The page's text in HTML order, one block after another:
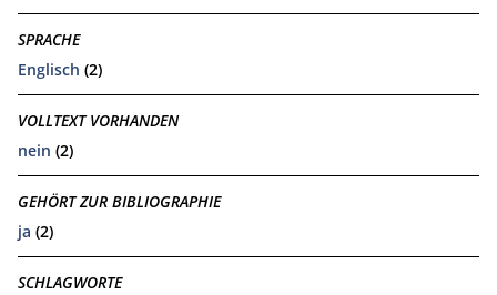
SPRACHE
Englisch (2)
VOLLTEXT VORHANDEN
nein (2)
GEHÖRT ZUR BIBLIOGRAPHIE
ja (2)
SCHLAGWORTE